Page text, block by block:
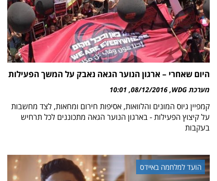
היום שאחרי – ארגון הנוער הגאה נאבק על המשך הפעילות
מערכת WDG 08/12/2016
10:01
קמפיין גיוס המונים והלוואות, אסיפות חירום ומחאות, לצד מחשבות
על קיצוץ הפעילות - בארגון הנוער הגאה מתכוננים לכל תרחיש
בעקבות
הועד למלחמה באיידס